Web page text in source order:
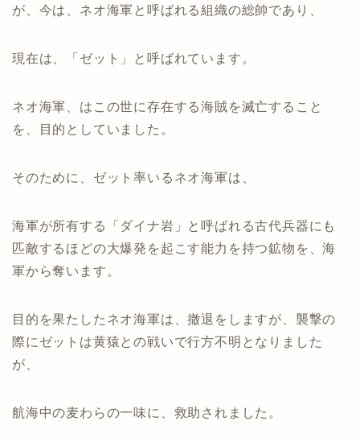
が、今は、ネオ海軍と呼ばれる組織の総帥であり、
現在は、「ゼット」と呼ばれています。
ネオ海軍、はこの世に存在する海賊を滅亡すること
を、目的としていました。
そのために、ゼット率いるネオ海軍は、
海軍が所有する「ダイナ岩」と呼ばれる古代兵器にも
匹敵するほどの大爆発を起こす能力を持つ鉱物を、海
軍から奪います。
目的を果たしたネオ海軍は、撤退をしますが、襲撃の
際にゼットは黄猿との戦いで行方不明となりました
が、
航海中の麦わらの一味に、救助されました。